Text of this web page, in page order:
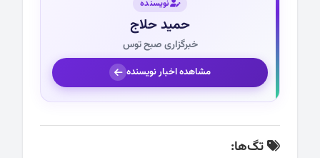
نویسنده
حمید حلاج
خبرگزاری صبح توس
مشاهده اخبار نویسنده
تگ‌ها: